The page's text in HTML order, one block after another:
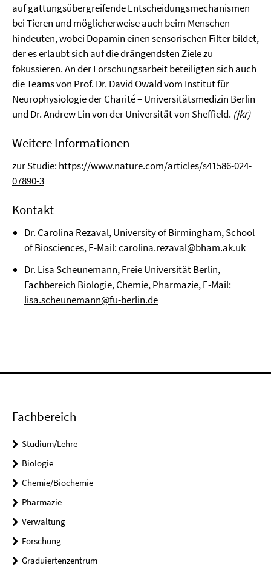
auf gattungsübergreifende Entscheidungsmechanismen
bei Tieren und möglicherweise auch beim Menschen
hindeuten, wobei Dopamin einen sensorischen Filter bildet,
der es erlaubt sich auf die drängendsten Ziele zu
fokussieren. An der Forschungsarbeit beteiligten sich auch
die Teams von Prof. Dr. David Owald vom Institut für
Neurophysiologie der Charité – Universitätsmedizin Berlin
und Dr. Andrew Lin von der Universität von Sheffield. (jkr)
Weitere Informationen
zur Studie: https://www.nature.com/articles/s41586-024-
07890-3
Kontakt
Dr. Carolina Rezaval, University of Birmingham, School
of Biosciences, E-Mail:carolina.rezaval@bham.ak.uk
Dr. Lisa Scheunemann, Freie Universität Berlin,
Fachbereich Biologie, Chemie, Pharmazie, E-Mail:
lisa.scheunemann@fu-berlin.de
Fachbereich
Studium/Lehre
Biologie
Chemie/Biochemie
Pharmazie
Verwaltung
Forschung
Graduiertenzentrum